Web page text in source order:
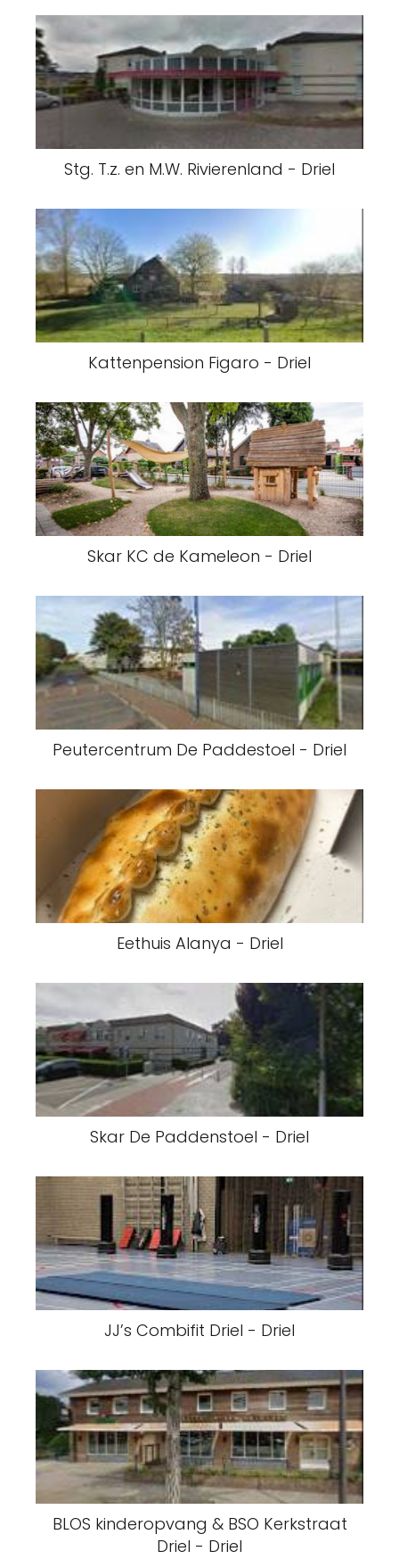
Stg. T.z. en M.W. Rivierenland - Driel
Kattenpension Figaro - Driel
Skar KC de Kameleon - Driel
Peutercentrum De Paddestoel - Driel
Eethuis Alanya - Driel
Skar De Paddenstoel - Driel
JJ’s Combifit Driel - Driel
BLOS kinderopvang & BSO Kerkstraat
Driel - Driel